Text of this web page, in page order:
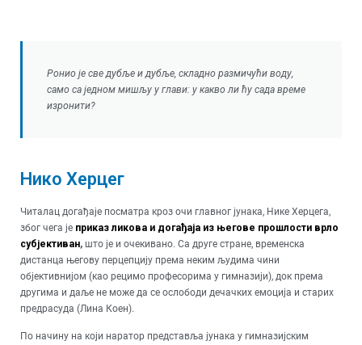
Ронио је све дубље и дубље, складно размичући воду,
само са једном мишљу у глави: у какво ли ћу сада време
изронити?
Нико Херцег
Читалац догађаје посматра кроз очи главног јунака, Нике Херцега,
због чега је приказ ликова и догађаја из његове прошлости врло
субјективан, што је и очекивано. Са друге стране, временска
дистанца његову перцепцију према неким људима чини
објективнијом (као рецимо професорима у гимназији), док према
другима и даље не може да се ослободи дечачких емоција и старих
предрасуда (Лина Коен).
По начину на који наратор представља јунака у гимназијским